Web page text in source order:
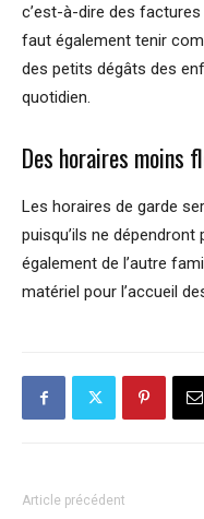
c’est-à-dire des
faut également tenir
des petits dégâts des
quotidien.
Des horaires moins
Les horaires de garde
puisqu’ils ne
également de l’autre
matériel pour l’accueil
Article précédent